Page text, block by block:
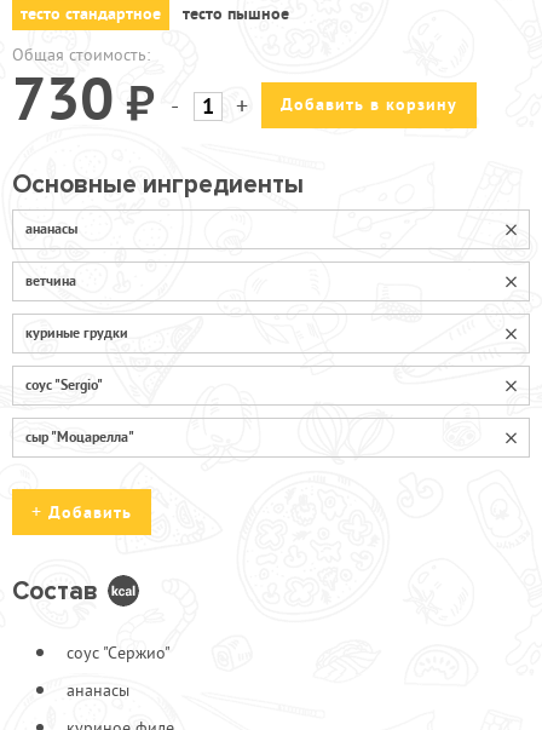
тесто стандартное
тесто пышное
Общая стоимость:
730 - + Добавить в корзину
Основные ингредиенты
ананасы
ветчина
куриные грудки
соус "Sergio"
сыр "Моцарелла"
Добавить
Ветчина
Креветка
Состав
соус "Сержио"
ананасы